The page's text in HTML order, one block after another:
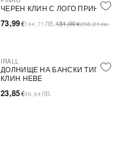
-44%
ЧЕРЕН КЛИН С ЛОГО ПРИНТ
73,99€144,71 ЛВ.131,00€256,21лв.
IRALL
ДОЛНИЩЕ НА БАНСКИ ТИП
КЛИН HEBE
23,85€46,64 ЛВ.